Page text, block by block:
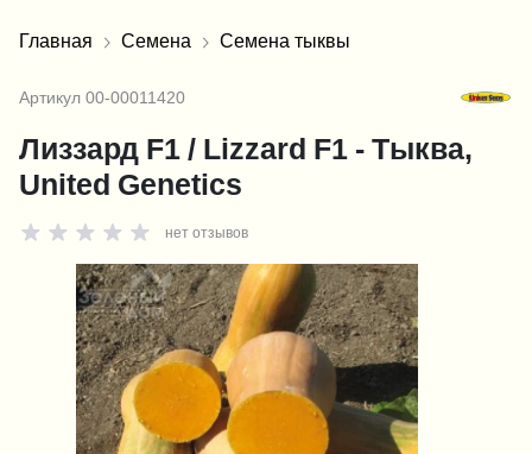
Главная Семена Семена тыквы
Артикул 00-00011420
Лиззард F1 / Lizzard F1 - Тыква,
United Genetics
нет отзывов